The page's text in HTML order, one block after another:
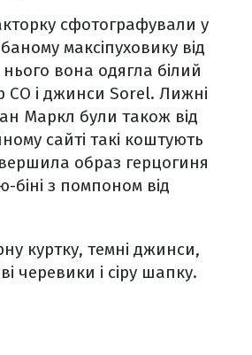
сфотографували у
максіпуховику від
вона одягла білий
CO і джинси Sorel. Лижні
Маркл були також від
сайті такі коштують
образ герцогиня
з помпоном від
куртку, темні джинси,
черевики і сіру шапку.